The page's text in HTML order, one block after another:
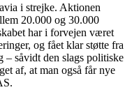
i strejke. Aktionen
20.000 og 30.000
har i forvejen været
og fået klar støtte fra
– såvidt den slags politiske
af, at man også får nye